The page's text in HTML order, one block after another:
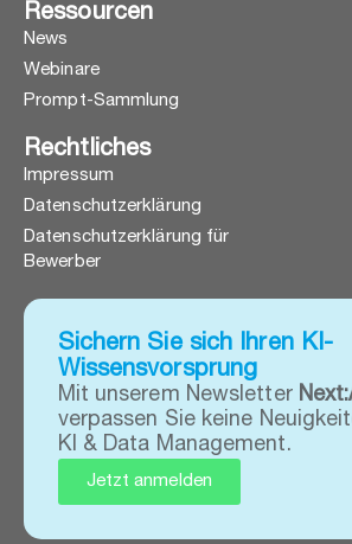
Ressourcen
News
Webinare
Prompt-Sammlung
Rechtliches
Impressum
Datenschutzerklärung
Datenschutzerklärung für
Bewerber
Sichern Sie sich Ihren KI-
Wissensvorsprung
Mit unserem Newsletter
verpassen Sie keine
KI & Data Management.
Jetzt anmelden